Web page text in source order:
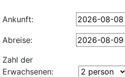
Ankunft:
Abreise:
Zahl der
Erwachsenen: